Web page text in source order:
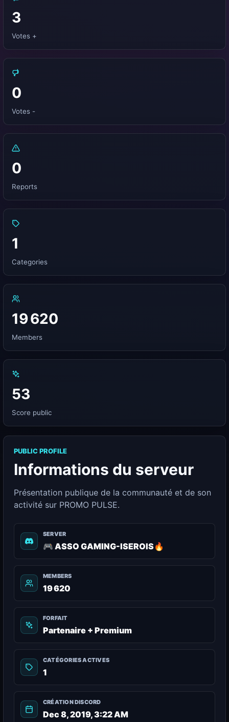
3
Votes +
0
Votes -
0
Reports
1
Categories
19 620
Members
53
Score public
PUBLIC PROFILE
Informations du serveur
Présentation publique de la communauté et de son
activité sur PROMO PULSE.
SERVER
🎮 ASSO GAMING-ISEROIS🔥
MEMBERS
19 620
FORFAIT
Partenaire + Premium
CATÉGORIES ACTIVES
1
CRÉATION DISCORD
Dec 8, 2019, 3:22 AM